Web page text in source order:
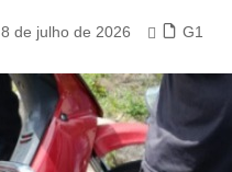
8 de julho de 2026 G1